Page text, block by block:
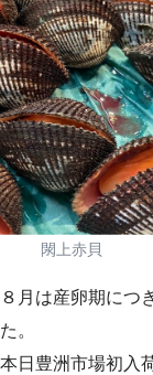
閖上赤貝
月は産卵期につ
。
日豊洲市場初入